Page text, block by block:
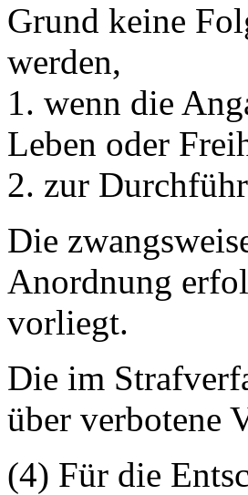
Grund keine
werden,
1. wenn die
Leben oder
2. zur
Die
Anordnung
vorliegt.
Die im
über verbotene
(4) Für die